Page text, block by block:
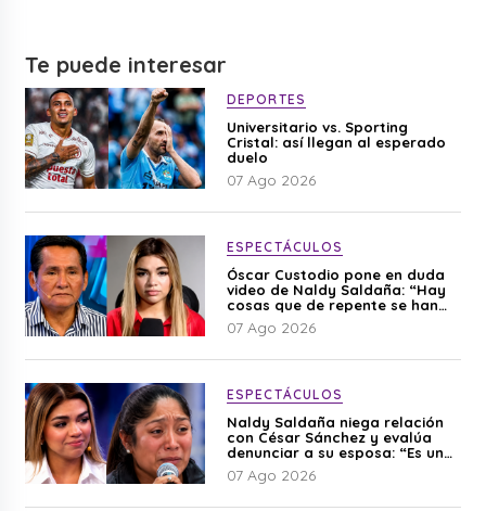
Te puede interesar
DEPORTES
Universitario vs. Sporting
Cristal: así llegan al esperado
duelo
07 Ago 2026
ESPECTÁCULOS
Óscar Custodio pone en duda
video de Naldy Saldaña: “Hay
cosas que de repente se han
editado”
07 Ago 2026
ESPECTÁCULOS
Naldy Saldaña niega relación
con César Sánchez y evalúa
denunciar a su esposa: “Es una
difamación”
07 Ago 2026